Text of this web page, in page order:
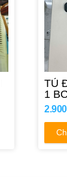
TỦ
1